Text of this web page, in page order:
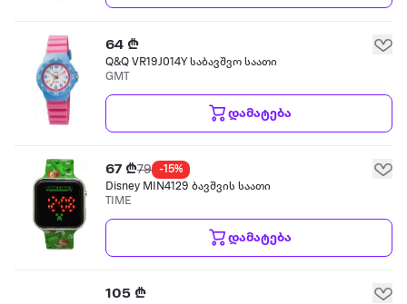
64 ₾
Q&Q VR19J014Y საბავშვო საათი
GMT
დამატება
67 ₾79
-15%
Disney MIN4129 ბავშვის საათი
TIME
დამატება
105 ₾